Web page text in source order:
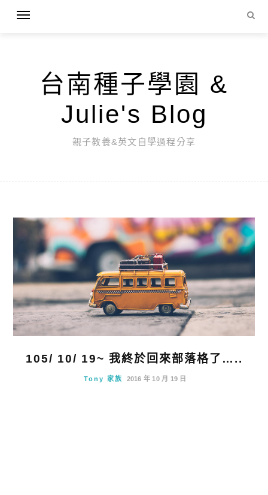
台南種子學園 &
Julie's Blog
親子教養&英文自學過程分享
105/ 10/ 19~ 我終於回來部落格了…..
Tony 家族 2016 年 10 月 19 日